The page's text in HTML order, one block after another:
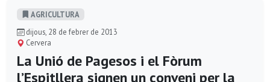
AGRICULTURA
dijous, 28 de febrer de 2013
Cervera
La Unió de Pagesos i el Fòrum
l’Espitllera signen un conveni per la